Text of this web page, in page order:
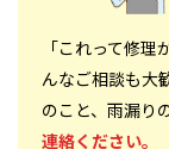
「これって修
んなご相談も大
のこと、雨漏り
連絡ください。